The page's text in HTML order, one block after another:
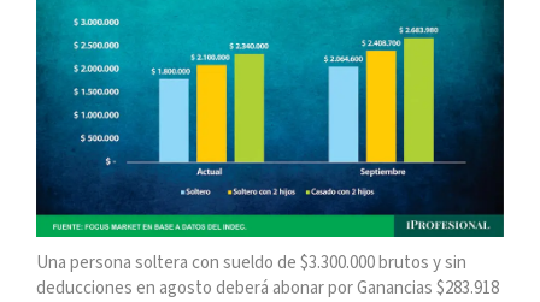
Una persona soltera con sueldo de $3.300.000 brutos y sin
deducciones en agosto deberá abonar por Ganancias $283.918